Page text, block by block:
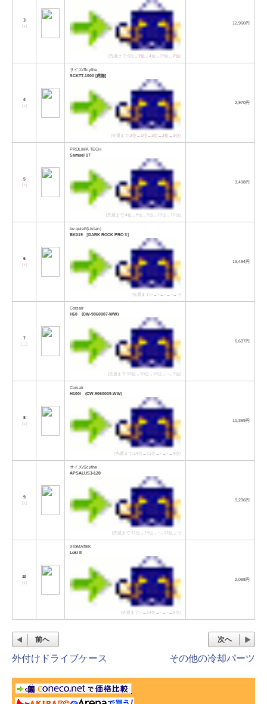
3
[↓]
[先週まで:6位→2位 →4位 →19位→2位]
12,960円
4
[↓]
サイズ/Scythe
SCKTT-1000 [虎徹]
[先週まで:3位 →1位 →3位 →2位 →3位]
2,970円
5
[↑]
PROLIMA TECH
Samuel 17
[先週まで:4位 →8位→5位→10位→11位]
3,498円
6
[↑]
be quiet!(Listan）
BK019 ［DARK ROCK PRO 3］
[先週まで:−→−→−→−→−]
13,494円
7
[
]
Corsair
H60 (CW-9060007-WW)
[先週まで:13位→10位→18位→−→7位]
6,637円
8
[↓]
Corsair
H100i (CW-9060009-WW)
[先週まで:14位→11位→−→−→4位]
11,399円
9
[↑]
サイズ/Scythe
APSALUS3-120
[先週まで:11位→19位→−→12位→−]
5,236円
10
[↓]
XIGMATEK
Loki II
[先週まで:−→14位→−→−→9位]
2,098円
前へ
外付けドライブケース
次へ
その他の冷却パーツ